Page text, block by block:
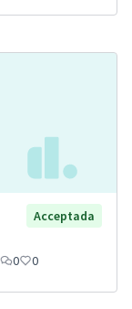
Acceptada
0 0